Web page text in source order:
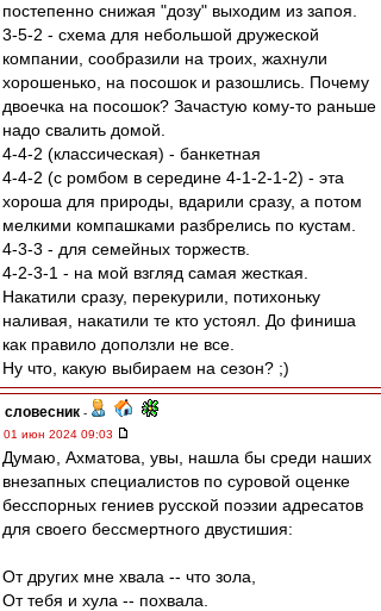
постепенно снижая "дозу" выходим из запоя.
3-5-2 - схема для небольшой дружеской
компании, сообразили на троих, жахнули
хорошенько, на посошок и разошлись. Почему
двоечка на посошок? Зачастую кому-то раньше
надо свалить домой.
4-4-2 (классическая) - банкетная
4-4-2 (с ромбом в середине 4-1-2-1-2) - эта
хороша для природы, вдарили сразу, а потом
мелкими компашками разбрелись по кустам.
4-3-3 - для семейных торжеств.
4-2-3-1 - на мой взгляд самая жесткая.
Накатили сразу, перекурили, потихоньку
наливая, накатили те кто устоял. До финиша
как правило доползли не все.
Ну что, какую выбираем на сезон? ;)
словесник -
01 июн 2024 09:03
Думаю, Ахматова, увы, нашла бы среди наших
внезапных специалистов по суровой оценке
бесспорных гениев русской поэзии адресатов
для своего бессмертного двустишия:
От других мне хвала -- что зола,
От тебя и хула -- похвала.